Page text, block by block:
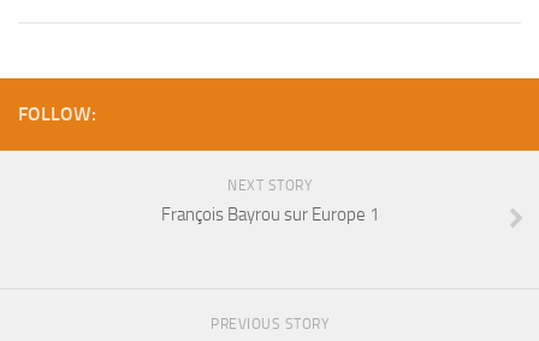
FOLLOW:
NEXT STORY
François Bayrou sur Europe 1
PREVIOUS STORY